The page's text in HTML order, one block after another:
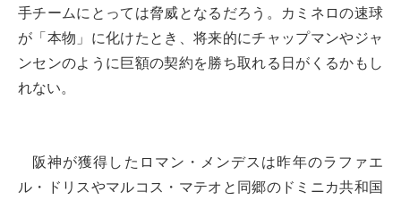
手チームにとっては脅威となるだろう。カミネロの速球
が「本物」に化けたとき、将来的にチャップマンやジャ
ンセンのように巨額の契約を勝ち取れる日がくるかもし
れない。
阪神が獲得したロマン・メンデスは昨年のラファエ
ル・ドリスやマルコス・マテオと同郷のドミニカ共和国